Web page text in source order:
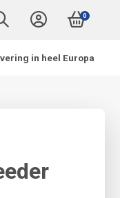
0
in heel Europa